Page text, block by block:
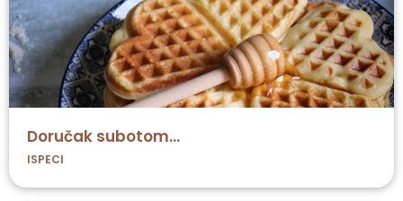
Doručak subotom...
ISPECI